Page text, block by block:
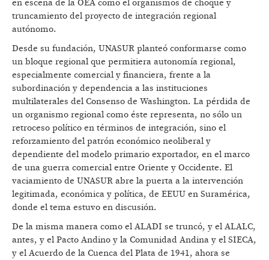
en escena de la OEA como el organismos de choque y
truncamiento del proyecto de integración regional
autónomo.
Desde su fundación, UNASUR planteó conformarse como
un bloque regional que permitiera autonomía regional,
especialmente comercial y financiera, frente a la
subordinación y dependencia a las instituciones
multilaterales del Consenso de Washington. La pérdida de
un organismo regional como éste representa, no sólo un
retroceso político en términos de integración, sino el
reforzamiento del patrón económico neoliberal y
dependiente del modelo primario exportador, en el marco
de una guerra comercial entre Oriente y Occidente. El
vaciamiento de UNASUR abre la puerta a la intervención
legitimada, económica y política, de EEUU en Suramérica,
donde el tema estuvo en discusión.
De la misma manera como el ALADI se truncó, y el ALALC,
antes, y el Pacto Andino y la Comunidad Andina y el SIECA,
y el Acuerdo de la Cuenca del Plata de 1941, ahora se